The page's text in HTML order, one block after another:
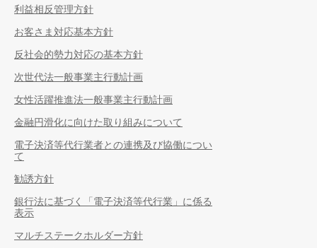
利益相反管理方針
お客さま対応基本方針
反社会的勢力対応の基本方針
次世代法一般事業主行動計画
女性活躍推進法一般事業主行動計画
金融円滑化に向けた取り組みについて
電子決済等代行業者との連携及び協働につい
て
勧誘方針
銀行法に基づく「電子決済等代行業」に係る
表示
マルチステークホルダー方針